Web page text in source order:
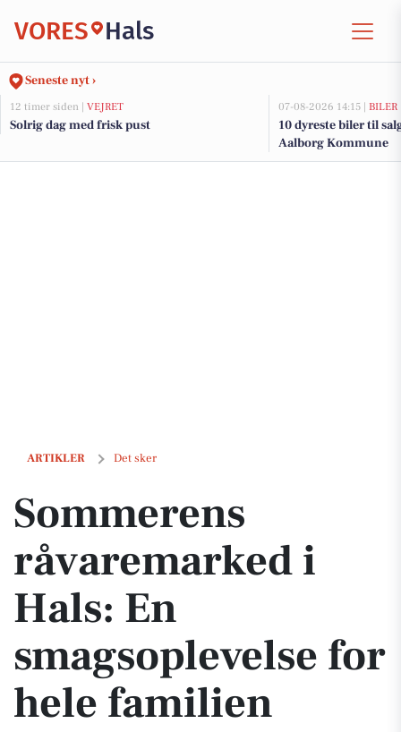
VORES Hals
Seneste nyt ›
12 timer siden | VEJRET
Solrig dag med frisk pust
07-08-2026 14:15 | BILER
10 dyreste biler til
Aalborg Kommune
ARTIKLER Det sker
Sommerens råvaremarked i Hals: En smagsoplevelse for hele
Sommerens
råvaremarked i
Hals: En
smagsoplevelse for
hele familien